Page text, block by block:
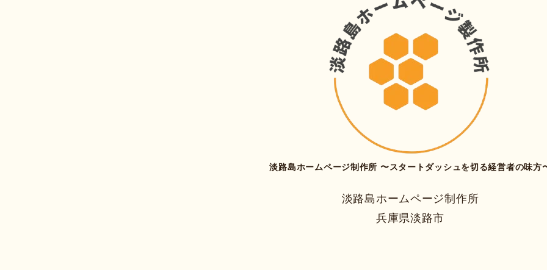
淡路島ホームページ制作所 〜スタートダッシュを切る経営者の味方
淡路島ホームページ制作所
兵庫県淡路市